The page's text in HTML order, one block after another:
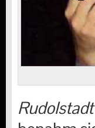
Rudolstadt